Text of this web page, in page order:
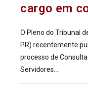
cargo em
O Pleno do Tribunal
PR) recentemente
processo de
Servidores…